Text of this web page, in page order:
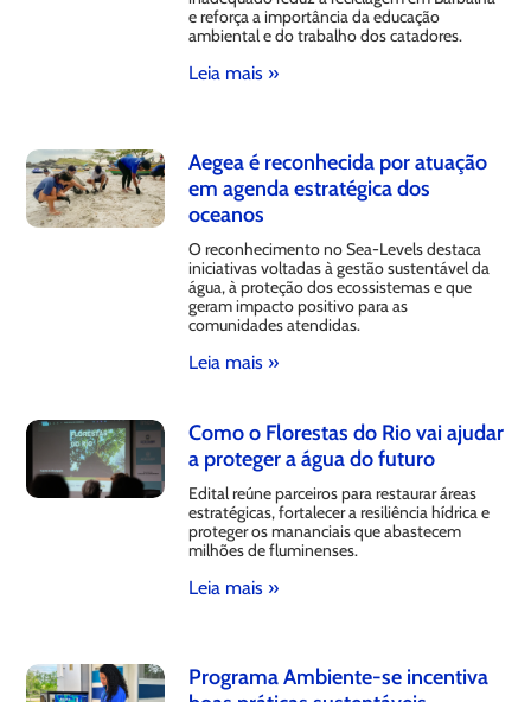
e reforça a importância da educação
ambiental e do trabalho dos catadores.
Leia mais »
Aegea é reconhecida por atuação
em agenda estratégica dos
oceanos
O reconhecimento no Sea-Levels destaca
iniciativas voltadas à gestão sustentável da
água, à proteção dos ecossistemas e que
geram impacto positivo para as
comunidades atendidas.
Leia mais »
Como o Florestas do Rio vai ajudar
a proteger a água do futuro
Edital reúne parceiros para restaurar áreas
estratégicas, fortalecer a resiliência hídrica e
proteger os mananciais que abastecem
milhões de fluminenses.
Leia mais »
Programa Ambiente-se incentiva